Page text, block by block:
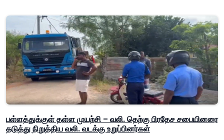
பள்ளத்துக்குள் தள்ள முயற்சி – வலி. தெற்கு பிரதேச சபையினரை
தடுத்து நிறுத்திய வலி. வடக்கு உறுப்பினர்கள்